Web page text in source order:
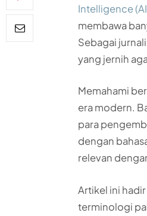
Intelligence
membawa
Sebagai
yang jernih
Memahami
era modern.
para
dengan
relevan
Artikel ini
terminologi